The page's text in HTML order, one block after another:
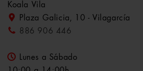
Koala Vila
Plaza Galicia, 10 - Vilagarcía
886 906 446
Lunes a Sábado